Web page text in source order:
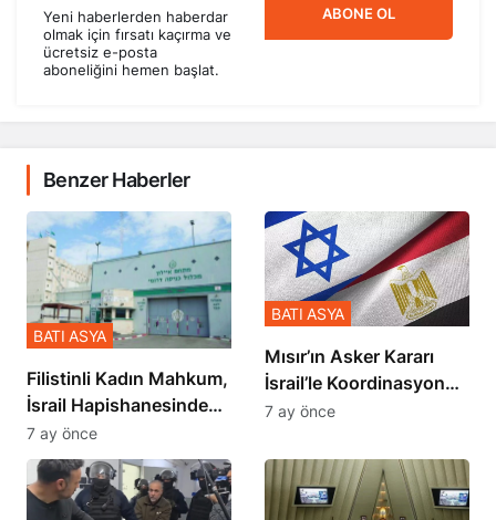
Yeni haberlerden haberdar
olmak için fırsatı kaçırma ve
ücretsiz e-posta
aboneliğini hemen başlat.
ABONE OL
Benzer Haberler
Filistinli Kadın Mahkum,
İsrail Hapishanesindeki
Zulmü Anlattı
BATI ASYA
7 ay önce
Mısır’ın Asker Kararı
İsrail’le Koordinasyon
İçinde Gerçekleşmiş
BATI ASYA
7 ay önce